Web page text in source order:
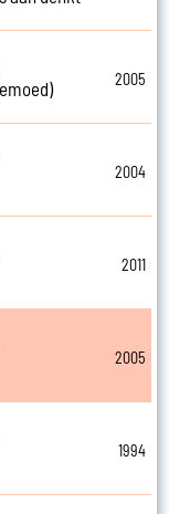
2005
2004
2011
2005
1994